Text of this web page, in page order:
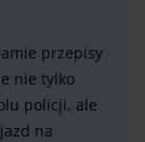
przepisy
nie tylko
policji, ale
na